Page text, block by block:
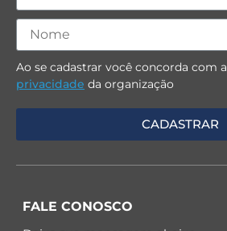
Ao se cadastrar você concorda com a
privacidade da organização
FALE CONOSCO